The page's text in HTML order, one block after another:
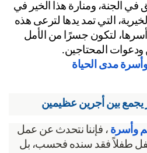
مجتمعنا هي جمعية فضلا الخيرية، التي تمد يدها لترعى هذه
البراعم الصغيرة وتحتضن أسرها، لتكون جسرًا من الأمل
المحتاجين.
مدى الحياة
بين أجرين عظيمين
، فإننا نتحدث عن عمل
مضاعف الأجر، فأنت لا تكفل طفلاً فقد سنده فحسب، بل